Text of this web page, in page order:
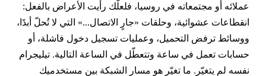
أو مجتمعاته في روسيا، فلعلّك رأيت الأعراض بالفعل:
عشوائية، وحلقات «جارٍ الاتصال...» التي لا تُحلّ أبدًا،
ترفض التحميل، وعمليات تسجيل دخول فاشلة، أو
تعمل في ساعة وتتعطّل في الساعة التالية. تيليجرام
لم يتغيّر. ما تغيّر هو مسار الشبكة بين مستخدميك